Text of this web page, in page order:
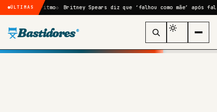
ÚLTIMAS
algoritmo Britney Spears diz que ‘falhou como mãe’ após fala
Bastidores ®